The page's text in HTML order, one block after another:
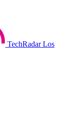
TechRadar Los